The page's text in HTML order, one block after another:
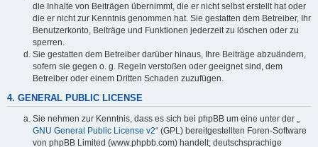
die Inhalte von Beiträgen übernimmt, die er nicht selbst erstellt hat oder
die er nicht zur Kenntnis genommen hat. Sie gestatten dem Betreiber, Ihr
Benutzerkonto, Beiträge und Funktionen jederzeit zu löschen oder zu
sperren.
Sie gestatten dem Betreiber darüber hinaus, Ihre Beiträge abzuändern,
sofern sie gegen o. g. Regeln verstoßen oder geeignet sind, dem
Betreiber oder einem Dritten Schaden zuzufügen.
4. GENERAL PUBLIC LICENSE
Sie nehmen zur Kenntnis, dass es sich bei phpBB um eine unter der „
GNU General Public License v2“ (GPL) bereitgestellten Foren-Software
von phpBB Limited (www.phpbb.com) handelt; deutschsprachige